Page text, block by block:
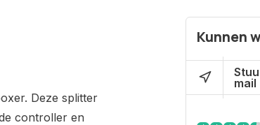
Deze splitter
controller en
Kunnen
mail